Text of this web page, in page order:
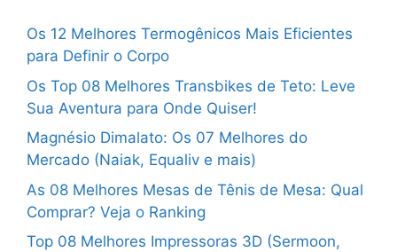
Os 12 Melhores Termogênicos Mais Eficientes
para Definir o Corpo
Os Top 08 Melhores Transbikes de Teto: Leve
Sua Aventura para Onde Quiser!
Magnésio Dimalato: Os 07 Melhores do
Mercado (Naiak, Equaliv e mais)
As 08 Melhores Mesas de Tênis de Mesa: Qual
Comprar? Veja o Ranking
Top 08 Melhores Impressoras 3D (Sermoon,